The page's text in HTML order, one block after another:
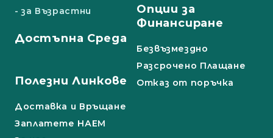
- за Възрастни
Достъпна Среда
Опции за
Финансиране
Безвъзмездно
Разсрочено Плащане
Полезни Линкове
Доставка и Връщане
Заплатете НАЕМ
Отказ от поръчка